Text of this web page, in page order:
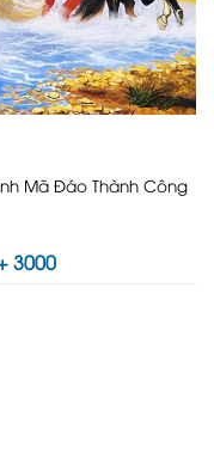
Mã Đáo Thành Công
3000